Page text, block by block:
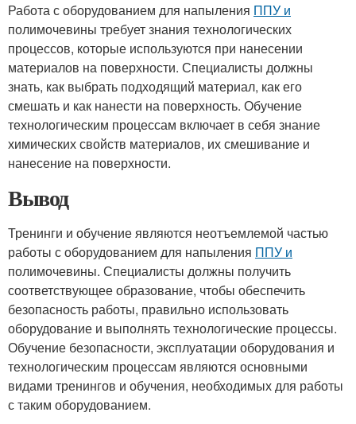
Работа с оборудованием для напыления ППУ и
полимочевины требует знания технологических
процессов, которые используются при нанесении
материалов на поверхности. Специалисты должны
знать, как выбрать подходящий материал, как его
смешать и как нанести на поверхность. Обучение
технологическим процессам включает в себя знание
химических свойств материалов, их смешивание и
нанесение на поверхности.
Вывод
Тренинги и обучение являются неотъемлемой частью
работы с оборудованием для напыления ППУ и
полимочевины. Специалисты должны получить
соответствующее образование, чтобы обеспечить
безопасность работы, правильно использовать
оборудование и выполнять технологические процессы.
Обучение безопасности, эксплуатации оборудования и
технологическим процессам являются основными
видами тренингов и обучения, необходимых для работы
с таким оборудованием.